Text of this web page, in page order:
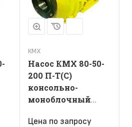
КМХ
Насос КМХ 80-50-
200 П-Т(С)
консольно-
моноблочный
Цена по запросу